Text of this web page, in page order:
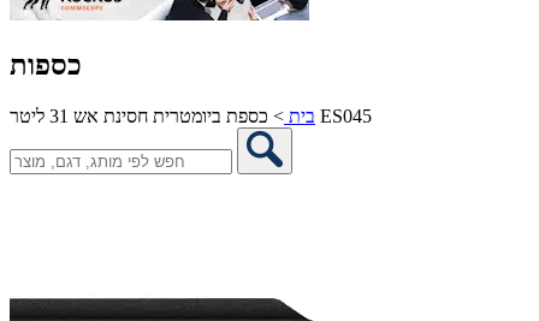
כספות
בית > כספת ביומטרית חסינת אש 31 ליטר ES045